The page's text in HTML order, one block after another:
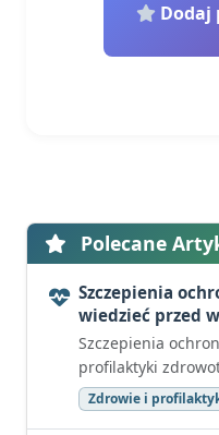
Dodaj
Polecane
Szczepienia
wiedzieć przed
Szczepienia
profilaktyki
Zdrowie i